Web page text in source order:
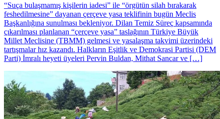
“Suça bulaşmamış kişilerin iadesi” ile “örgütün silah bırakarak
feshedilmesine” dayanan çerçeve yasa teklifinin bugün Meclis
Başkanlığına sunulması bekleniyor. Dilan Temiz Süreç kapsamında
çıkarılması planlanan “çerçeve yasa” taslağının Türkiye Büyük
Millet Meclisine (TBMM) gelmesi ve yasalaşma takvimi üzerindeki
tartışmalar hız kazandı. Halkların Eşitlik ve Demokrasi Partisi (DEM
Parti) İmralı heyeti üyeleri Pervin Buldan, Mithat Sancar ve […]